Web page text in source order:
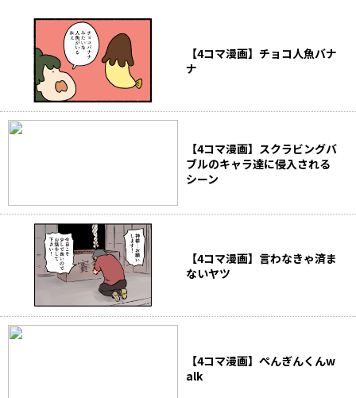
【4コマ漫画】チョコ人魚バナ
ナ
【4コマ漫画】スクラビングバ
ブルのキャラ達に侵入される
シーン
【4コマ漫画】言わなきゃ済ま
ないヤツ
【4コマ漫画】ぺんぎんくんw
alk